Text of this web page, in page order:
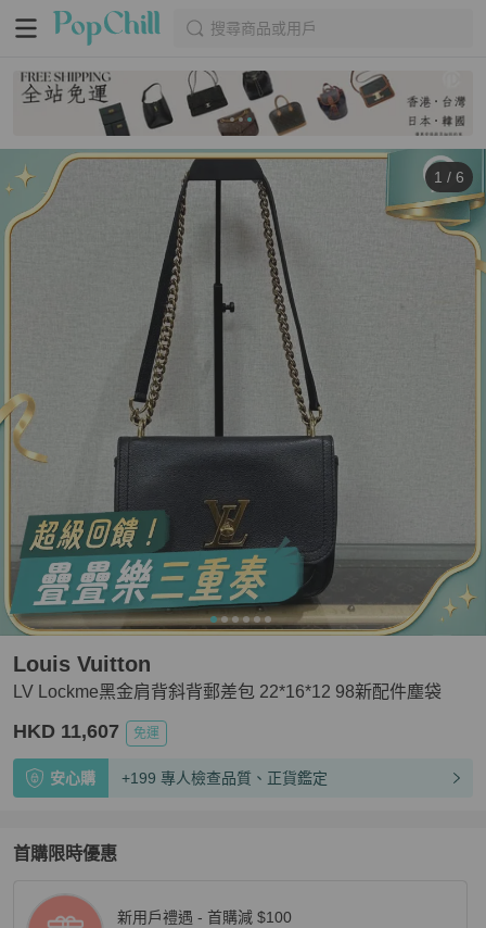
搜尋商品或用戶
1 / 6
LV Lockme黑金肩背斜背郵差包 22*16*12 98新配件塵袋
Louis Vuitton
HKD 11,607 免運
安心購 +199 專人檢查品質、正貨鑑定
首購限時優惠
新用戶禮遇 - 首購減 $100